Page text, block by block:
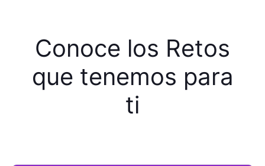
Conoce los Retos
que tenemos para
ti